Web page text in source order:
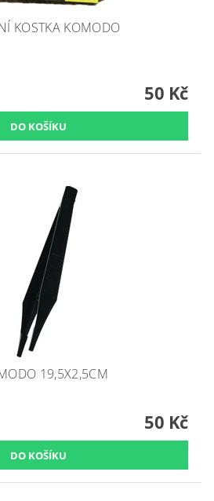
KOSTKA KOMODO
50 Kč
19,5X2,5CM
50 Kč